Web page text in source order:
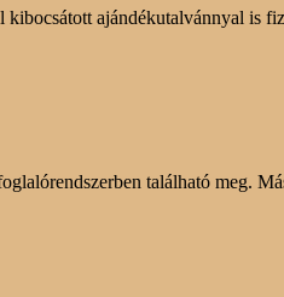
ajándékutalvánnyal is
található meg.